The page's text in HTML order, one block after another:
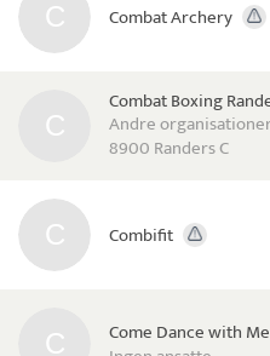
Combat Archery
Combat Boxing
Andre
8900 Randers C
Combifit
Come Dance with